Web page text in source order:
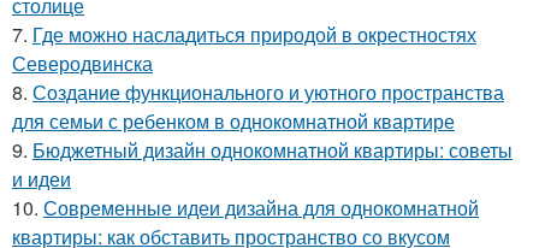
7. Где можно насладиться природой в окрестностях
Северодвинска
8. Создание функционального и уютного пространства
для семьи с ребенком в однокомнатной квартире
9. Бюджетный дизайн однокомнатной квартиры: советы
и идеи
10. Современные идеи дизайна для однокомнатной
квартиры: как обставить пространство со вкусом